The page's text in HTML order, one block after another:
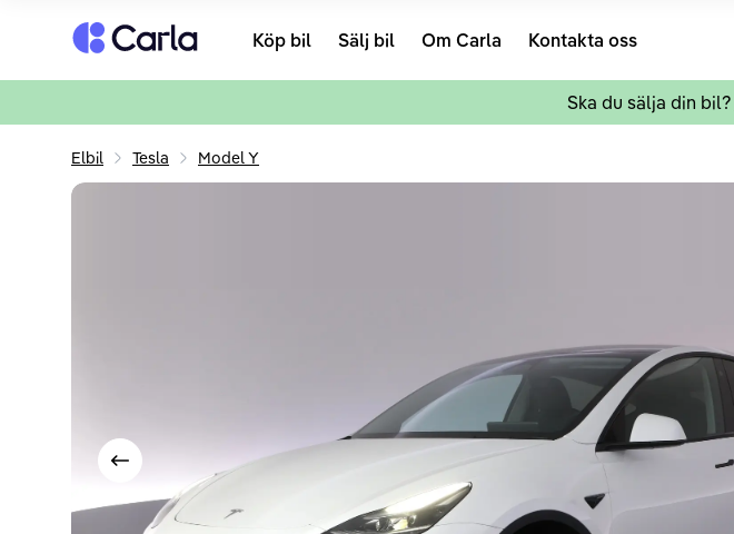
Tillbaka till startsidan Köp bil Sälj bil Om Carla Kontakta oss
Ska du sälja din bil?
Elbil Tesla Model Y
Visa föregående bild